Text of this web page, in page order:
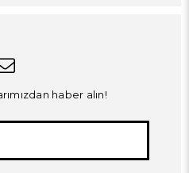
haber alın!